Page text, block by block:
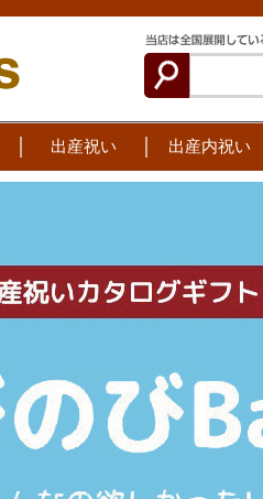
出産祝い 出産内祝い